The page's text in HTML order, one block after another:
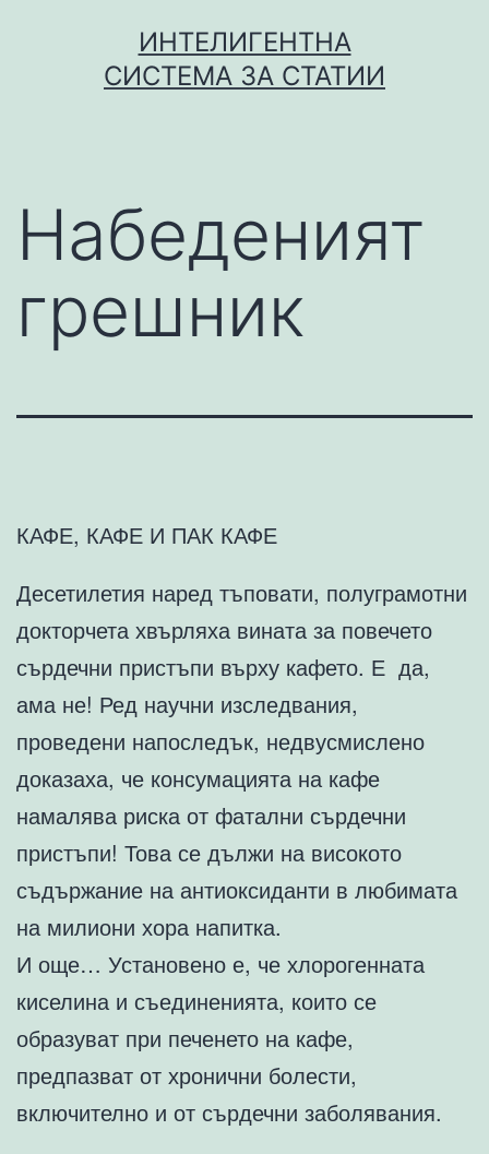
ИНТЕЛИГЕНТНА
СИСТЕМА ЗА СТАТИИ
Набеденият
грешник
КАФЕ, КАФЕ И ПАК КАФЕ
Десетилетия наред тъповати, полуграмотни
докторчета хвърляха вината за повечето
сърдечни пристъпи върху кафето. Е да,
ама не! Ред научни изследвания,
проведени напоследък, недвусмислено
доказаха, че консумацията на кафе
намалява риска от фатални сърдечни
пристъпи! Това се дължи на високото
съдържание на антиоксиданти в любимата
на милиони хора напитка.
И още… Установено е, че хлорогенната
киселина и съединенията, които се
образуват при печенето на кафе,
предпазват от хронични болести,
включително и от сърдечни заболявания.